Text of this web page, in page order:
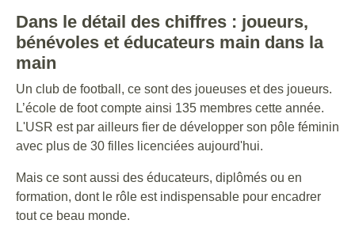
Dans le détail des chiffres : joueurs,
bénévoles et éducateurs main dans la
main
Un club de football, ce sont des joueuses et des joueurs.
L’école de foot compte ainsi 135 membres cette année.
L'USR est par ailleurs fier de développer son pôle féminin
avec plus de 30 filles licenciées aujourd'hui.
Mais ce sont aussi des éducateurs, diplômés ou en
formation, dont le rôle est indispensable pour encadrer
tout ce beau monde.